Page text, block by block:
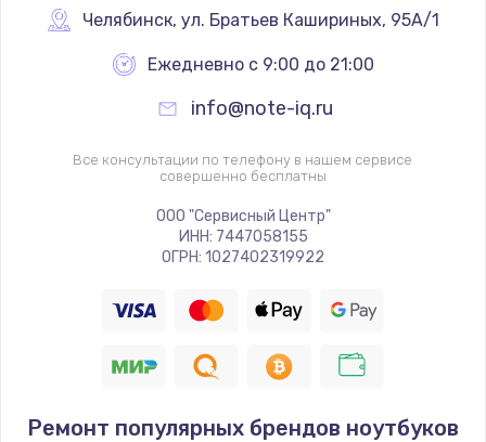
Челябинск, ул. Братьев Кашириных, 95А/1
Ежедневно с 9:00 до 21:00
info@note-iq.ru
Все консультации по телефону в нашем сервисе
совершенно бесплатны
ООО "Сервисный Центр"
ИНН: 7447058155
ОГРН: 1027402319922
Ремонт популярных брендов ноутбуков